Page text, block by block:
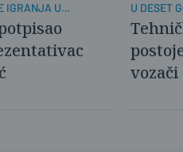
IGRANJA U
U DESET
vozači